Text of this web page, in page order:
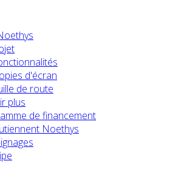
d'écran
de route
plus
de financement
Noethys